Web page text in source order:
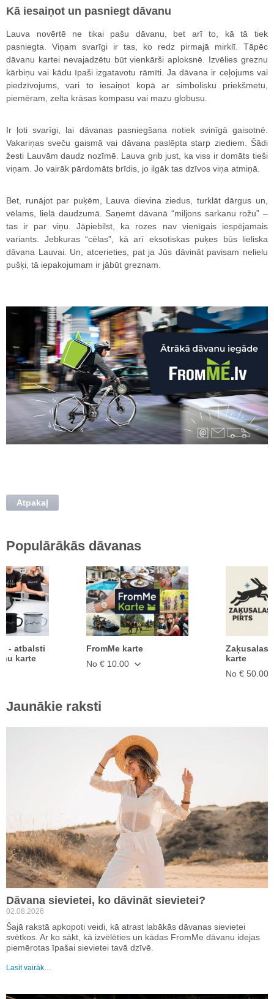
Kā iesaiņot un pasniegt dāvanu
Lauva novērtē ne tikai pašu dāvanu, bet arī to, kā tā tiek
pasniegta. Viņam svarīgi ir tas, ko redz pirmajā mirklī. Tāpēc
dāvanu kartei nevajadzētu būt vienkārši aploksnē. Izvēlies greznu
kārbiņu vai kādu īpaši izgatavotu rāmīti. Ja dāvana ir ceļojums vai
piedzīvojums, vari to iesaiņot kopā ar simbolisku priekšmetu,
piemēram, zelta krāsas kompasu vai mazu globusu.
Ir ļoti svarīgi, lai dāvanas pasniegšana notiek svinīgā gaisotnē.
Vakariņas sveču gaismā vai dāvana paslēpta starp ziediem. Šādi
žesti Lauvām daudz nozīmē. Lauva grib just, ka viss ir domāts tieši
viņam. Jo vairāk pārdomāts brīdis, jo ilgāk tas dzīvos viņa atmiņā.
Bet, runājot par puķēm, Lauva dievina ziedus, turklāt dārgus un,
vēlams, lielā daudzumā. Saņemt dāvanā “miljons sarkanu rožu” –
tas ir par viņu. Jāpiebilst, ka rozes nav vienīgais iespējamais
variants. Jebkuras “cēlas”, kā arī eksotiskas puķes būs lieliska
dāvana Lauvai. Un, atcerieties, pat ja Jūs dāvināt pavisam nelielu
pušķi, tā iepakojumam ir jābūt greznam.
Atpakaļ
Populārākās dāvanas
- atbalsti
karte
FromMe karte
No € 10.00
Zaķusalas
karte
No € 50.00
Jaunākie raksti
Dāvana sievietei, ko dāvināt sievietei?
02.08.2026
Šajā rakstā apkopoti veidi, kā atrast labākās dāvanas sievietei
svētkos. Ar ko sākt, kā izvēlēties un kādas FromMe dāvanu idejas
piemērotas īpašai sievietei tavā dzīvē.
Lasīt vairāk…